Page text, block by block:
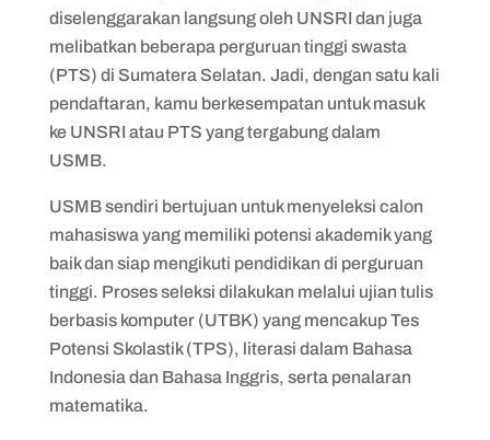
diselenggarakan langsung oleh UNSRI dan juga
melibatkan beberapa perguruan tinggi swasta
(PTS) di Sumatera Selatan. Jadi, dengan satu kali
pendaftaran, kamu berkesempatan untuk masuk
ke UNSRI atau PTS yang tergabung dalam
USMB.
USMB sendiri bertujuan untuk menyeleksi calon
mahasiswa yang memiliki potensi akademik yang
baik dan siap mengikuti pendidikan di perguruan
tinggi. Proses seleksi dilakukan melalui ujian tulis
berbasis komputer (UTBK) yang mencakup Tes
Potensi Skolastik (TPS), literasi dalam Bahasa
Indonesia dan Bahasa Inggris, serta penalaran
matematika.